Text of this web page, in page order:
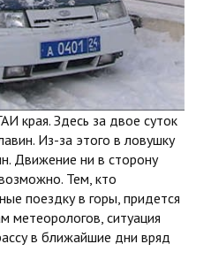
края. Здесь за двое суток
Из-за этого в ловушку
Движение ни в сторону
Тем, кто
поездку в горы, придется
метеорологов, ситуация
в ближайшие дни вряд